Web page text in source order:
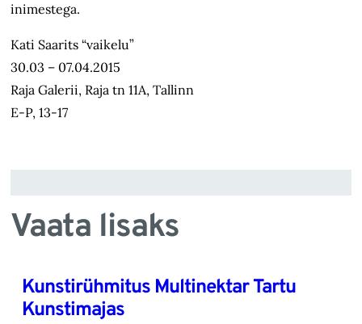
inimestega.
Kati Saarits “vaikelu”
30.03 – 07.04.2015
Raja Galerii, Raja tn 11A, Tallinn
E-P, 13-17
Vaata lisaks
Kunstirühmitus Multinektar Tartu
Kunstimajas